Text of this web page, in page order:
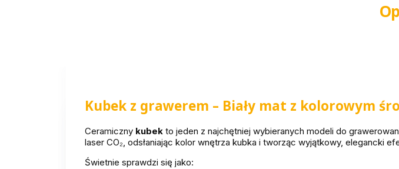
Kubek z grawerem – Biały mat z kolorowym
Ceramiczny kubek to jeden z najchętniej wybieranych modeli do
laser CO₂, odsłaniając kolor wnętrza kubka i tworząc wyjątkowy, elegancki
Świetnie sprawdzi się jako: